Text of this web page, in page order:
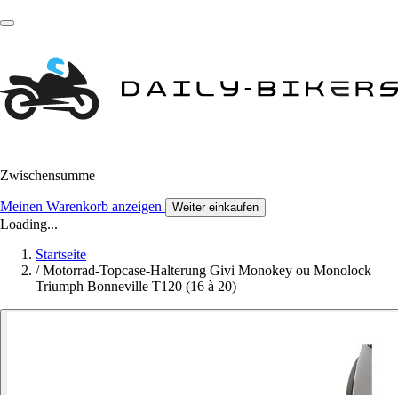
Zwischensumme
Meinen Warenkorb anzeigen Weiter einkaufen
Loading...
Startseite
/ Motorrad-Topcase-Halterung Givi Monokey ou Monolock
Triumph Bonneville T120 (16 à 20)